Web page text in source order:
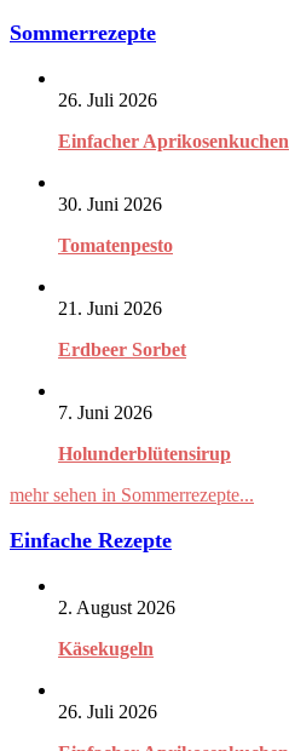
Sommerrezepte
26. Juli 2026
Einfacher Aprikosenkuchen
30. Juni 2026
Tomatenpesto
21. Juni 2026
Erdbeer Sorbet
7. Juni 2026
Holunderblütensirup
mehr sehen in Sommerrezepte...
Einfache Rezepte
2. August 2026
Käsekugeln
26. Juli 2026